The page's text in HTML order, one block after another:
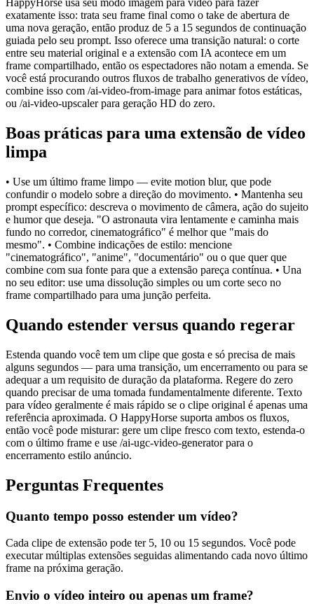
HappyHorse usa seu modo imagem para vídeo para fazer
exatamente isso: trata seu frame final como o take de abertura de
uma nova geração, então produz de 5 a 15 segundos de continuação
guiada pelo seu prompt. Isso oferece uma transição natural: o corte
entre seu material original e a extensão com IA acontece em um
frame compartilhado, então os espectadores não notam a emenda. Se
você está procurando outros fluxos de trabalho generativos de vídeo,
combine isso com /ai-video-from-image para animar fotos estáticas,
ou /ai-video-upscaler para geração HD do zero.
Boas práticas para uma extensão de vídeo
limpa
• Use um último frame limpo — evite motion blur, que pode
confundir o modelo sobre a direção do movimento. • Mantenha seu
prompt específico: descreva o movimento de câmera, ação do sujeito
e humor que deseja. "O astronauta vira lentamente e caminha mais
fundo no corredor, cinematográfico" é melhor que "mais do
mesmo". • Combine indicações de estilo: mencione
"cinematográfico", "anime", "documentário" ou o que quer que
combine com sua fonte para que a extensão pareça contínua. • Una
no seu editor: use uma dissolução simples ou um corte seco no
frame compartilhado para uma junção perfeita.
Quando estender versus quando regerar
Estenda quando você tem um clipe que gosta e só precisa de mais
alguns segundos — para uma transição, um encerramento ou para se
adequar a um requisito de duração da plataforma. Regere do zero
quando precisar de uma tomada fundamentalmente diferente. Texto
para vídeo geralmente é mais rápido se o clipe original é apenas uma
referência aproximada. O HappyHorse suporta ambos os fluxos,
então você pode misturar: gere um clipe fresco com texto, estenda-o
com o último frame e use /ai-ugc-video-generator para o
encerramento estilo anúncio.
Perguntas Frequentes
Quanto tempo posso estender um vídeo?
Cada clipe de extensão pode ter 5, 10 ou 15 segundos. Você pode
executar múltiplas extensões seguidas alimentando cada novo último
frame na próxima geração.
Envio o vídeo inteiro ou apenas um frame?